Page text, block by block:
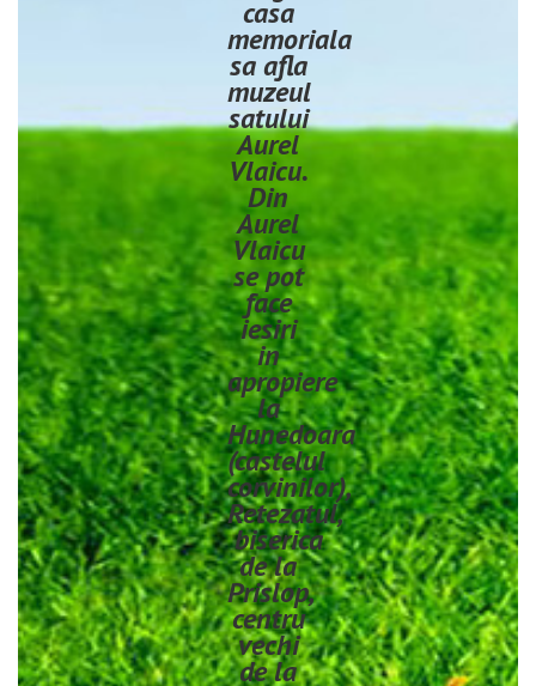
casa
memoriala
sa afla
muzeul
satului
Aurel
Vlaicu.
Din
Aurel
Vlaicu
se pot
face
iesiri
in
apropiere
la
Hunedoara
(castelul
corvinilor),
Retezatul,
biserica
de la
Prislop,
centru
vechi
de la